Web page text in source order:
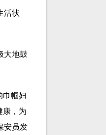
活状
大地鼓
巾帼妇
康，为
安员发